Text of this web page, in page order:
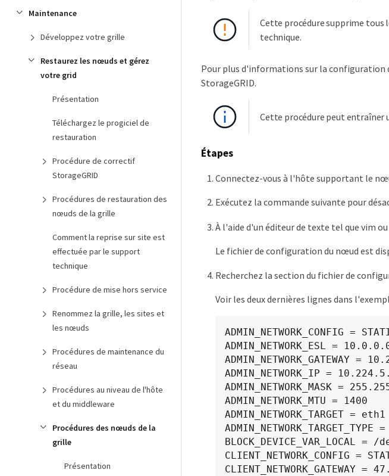
Maintenance
Développez votre grille
Restaurez les nœuds et gérez
votre grid
Présentation
Téléchargez le progiciel de
restauration
Procédure de correctif
StorageGRID
Procédures de restauration des
nœuds de la grille
Comment la reprise sur site est
effectuée par le support
technique
Procédure de mise hors service
Renommez la grille, les sites et
les nœuds
Procédures de maintenance du
réseau
Procédures au niveau de l'hôte
et du middleware
Procédures des nœuds de la
grille
Présentation
Cette procédure supprime tous
technique.
Pour plus d'informations sur la configuration
StorageGRID.
Cette procédure peut entraîner
Étapes
Connectez-vous à l'hôte supportant le
Exécutez la commande suivante pour
À l'aide d'un éditeur de texte tel que vim
Le fichier de configuration du nœud est
Recherchez la section du fichier de
Voir les deux dernières lignes dans
ADMIN_NETWORK_CONFIG =
ADMIN_NETWORK_ESL =
ADMIN_NETWORK_GATEWAY =
ADMIN_NETWORK_IP =
ADMIN_NETWORK_MASK =
ADMIN_NETWORK_MTU = 1400
ADMIN_NETWORK_TARGET = eth1
BLOCK_DEVICE_VAR_LOCAL = /
CLIENT_NETWORK_CONFIG =
CLIENT_NETWORK_GATEWAY =